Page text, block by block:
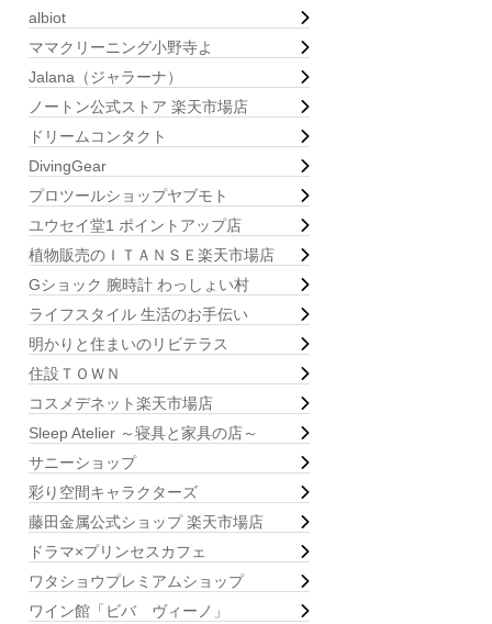
albiot
ママクリーニング小野寺よ
Jalana（ジャラーナ）
ノートン公式ストア 楽天市場店
ドリームコンタクト
DivingGear
プロツールショップヤブモト
ユウセイ堂1 ポイントアップ店
植物販売のＩＴＡＮＳＥ楽天市場店
Gショック 腕時計 わっしょい村
ライフスタイル 生活のお手伝い
明かりと住まいのリビテラス
住設ＴＯＷＮ
コスメデネット楽天市場店
Sleep Atelier ～寝具と家具の店～
サニーショップ
彩り空間キャラクターズ
藤田金属公式ショップ 楽天市場店
ドラマ×プリンセスカフェ
ワタショウプレミアムショップ
ワイン館「ビバ ヴィーノ」